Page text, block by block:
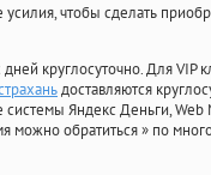
чтобы сделать
круглосуточно. Для VIP
доставляются
Яндекс Деньги, Web
можно обратиться» по